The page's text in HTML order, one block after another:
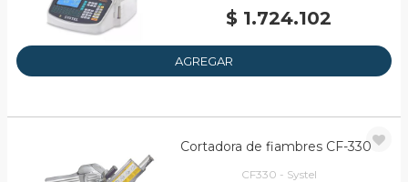
$ 1.724.102
AGREGAR
Cortadora de fiambres CF-330
CF330 - Systel